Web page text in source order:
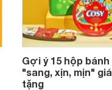
Gợi ý 15 hộp
"sang, xịn, mịn"
tặng